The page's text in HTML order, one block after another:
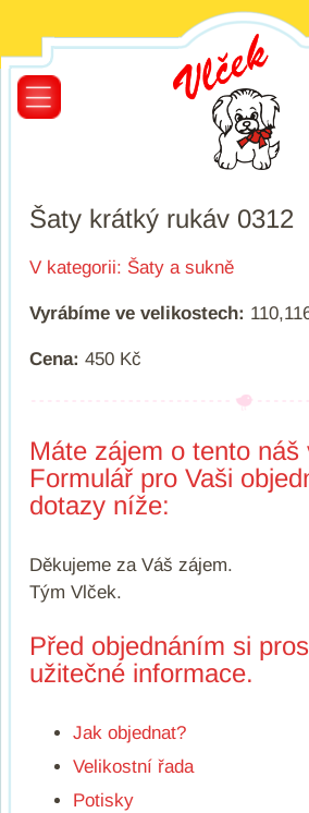
Šaty krátký rukáv 0312
V kategorii: Šaty a sukně
Vyrábíme ve velikostech:
Cena: 450 Kč
Máte zájem o tento náš
Formulář pro Vaši
dotazy níže:
Děkujeme za Váš zájem.
Tým Vlček.
Před objednáním si
užitečné informace.
Jak objednat?
Velikostní řada
Potisky